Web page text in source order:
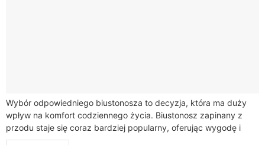
Wybór odpowiedniego biustonosza to decyzja, która ma duży
wpływ na komfort codziennego życia. Biustonosz zapinany z
przodu staje się coraz bardziej popularny, oferując wygodę i
funkcjonalność, których oczekują kobiety na...